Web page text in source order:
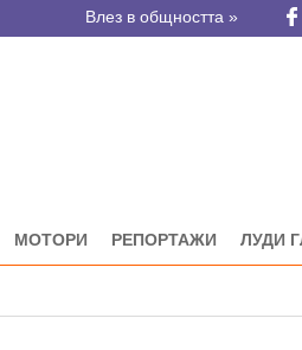
Влез в общността »
МОТОРИ РЕПОРТАЖИ ЛУДИ